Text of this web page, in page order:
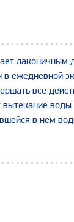
лаконичным
в ежедневной
все
вытекание воды
в нем